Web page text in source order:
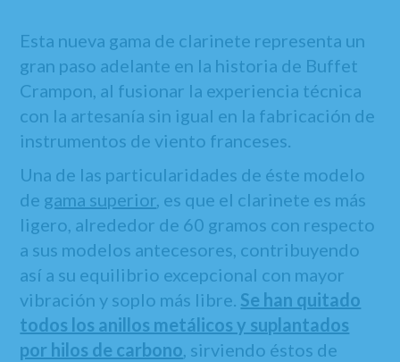
Esta nueva gama de clarinete representa un
gran paso adelante en la historia de Buffet
Crampon, al fusionar la experiencia técnica
con la artesanía sin igual en la fabricación de
instrumentos de viento franceses.
Una de las particularidades de éste modelo
de gama superior, es que el clarinete es más
ligero, alrededor de 60 gramos con respecto
a sus modelos antecesores, contribuyendo
así a su equilibrio excepcional con mayor
vibración y soplo más libre. Se han quitado
todos los anillos metálicos y suplantados
por hilos de carbono, sirviendo éstos de